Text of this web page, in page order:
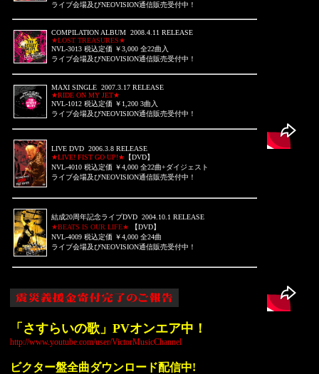
ライブ会場及びNEOVISION通信販売受付中！
COMPILATION ALBUM 2008.4.11 RELEASE
★LOST TREASURES★
NVL-3013 税込定価 ￥3,000 全22曲入
ライブ会場及びNEOVISION通信販売受付中！
MAXI SINGLE 2007.3.17 RELEASE
★RIDE ON MY JET★
NVL-1012 税込定価 ￥1,200 3曲入
ライブ会場及びNEOVISION通信販売受付中！
LIVE DVD 2006.3.8 RELEASE
★LIVE! FIST GO UP!★ 【DVD】
NVL-4010 税込定価 ￥4,000 全22曲+ダイジェスト
ライブ会場及びNEOVISION通信販売受付中！
結成20周年記念ライブDVD 2004.10.1 RELEASE
★BEATS IS OUR LIFE★ 【DVD】
NVL-4009 税込定価 ￥4,000 全24曲
ライブ会場及びNEOVISION通信販売受付中！
「さすらいの歌」PVオンエア中！
http://www.youtube.com/user/VictorMusicChannel
ビクター盤全曲ダウンロード配信中!